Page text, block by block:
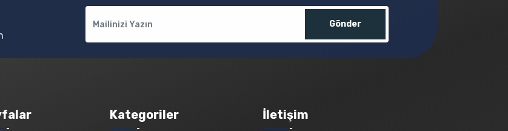
Gönder
Kategoriler İletişim